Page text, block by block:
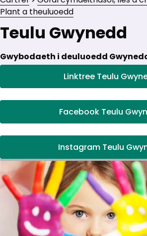
Plant a theuluoedd
Teulu Gwynedd
Gwybodaeth i deuluoedd
Linktree Teulu
Facebook Teulu
Instagram Teulu